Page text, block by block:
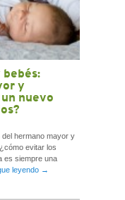
y
nuevo
hermano mayor y
evitar los
es siempre una
leyendo →